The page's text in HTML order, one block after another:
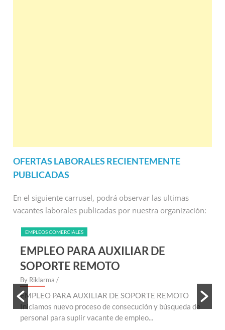
OFERTAS LABORALES RECIENTEMENTE
PUBLICADAS
En el siguiente carrusel, podrá observar las ultimas
vacantes laborales publicadas por nuestra organización:
EMPLEOS COMERCIALES
EMPLEO PARA AUXILIAR DE
SOPORTE REMOTO
By Riklarma /
EMPLEO PARA AUXILIAR DE SOPORTE REMOTO
Iniciamos nuevo proceso de consecución y búsqueda de
personal para suplir vacante de empleo...